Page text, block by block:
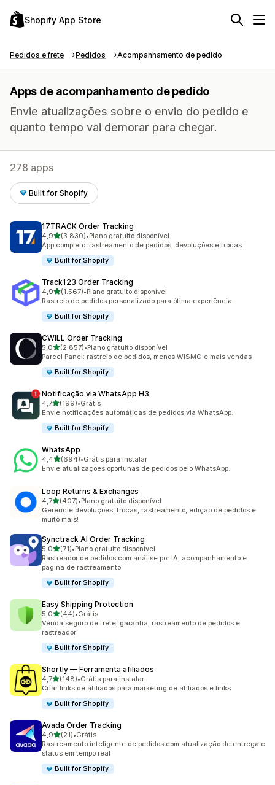
Shopify App Store
Pedidos e frete Pedidos Acompanhamento de pedido
Apps de acompanhamento de pedido
Envie atualizações sobre o envio do pedido e
quanto tempo vai demorar para chegar.
278 apps
Built for Shopify
17TRACK Order Tracking
4,9de 5 estrelas
(3.830)
3830 avaliações ao todo
•Plano gratuito disponível
App completo: rastreamento de pedidos, devoluções e trocas
Built for Shopify
Track123 Order Tracking
4,9de 5 estrelas
(1.567)
1567 avaliações ao todo
•Plano gratuito disponível
Rastreio de pedidos personalizado para ótima experiência
Built for Shopify
CWILL Order Tracking
5,0de 5 estrelas
(2.857)
2857 avaliações ao todo
•Plano gratuito disponível
Parcel Panel: rastreio de pedidos, menos WISMO e mais vendas
Built for Shopify
Notificação via WhatsApp H3
4,7de 5 estrelas
(199)
199 avaliações ao todo
•Grátis
Envie notificações automáticas de pedidos via WhatsApp.
Built for Shopify
WhatsApp
4,4de 5 estrelas
(694)
694 avaliações ao todo
•Grátis para instalar
Envie atualizações oportunas de pedidos pelo WhatsApp.
Loop Returns & Exchanges
4,7de 5 estrelas
(407)
407 avaliações ao todo
•Plano gratuito disponível
Gerencie devoluções, trocas, rastreamento, edição de pedidos e
muito mais!
Synctrack AI Order Tracking
5,0de 5 estrelas
(71)
71 avaliações ao todo
•Plano gratuito disponível
Rastreador de pedidos com análise por IA, acompanhamento e
página de rastreamento
Built for Shopify
Easy Shipping Protection
5,0de 5 estrelas
(44)
44 avaliações ao todo
•Grátis
Venda seguro de frete, garantia, rastreamento de pedidos e
rastreador
Built for Shopify
Shortly — Ferramenta afiliados
4,7de 5 estrelas
(148)
148 avaliações ao todo
•Grátis para instalar
Criar links de afiliados para marketing de afiliados e links
Built for Shopify
Avada Order Tracking
4,9de 5 estrelas
(21)
21 avaliações ao todo
•Grátis
Rastreamento inteligente de pedidos com atualização de entrega e
status em tempo real
Built for Shopify